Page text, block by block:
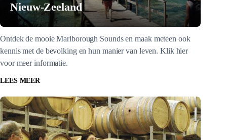
Nieuw-Zeeland
Ontdek de mooie Marlborough Sounds en maak meteen ook
kennis met de bevolking en hun manier van leven. Klik hier
voor meer informatie.
LEES MEER